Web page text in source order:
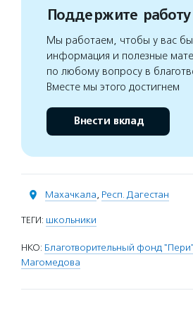
Поддержите
Мы работаем, чтобы у вас
информация и полезные
по любому вопросу в
Вместе мы этого достигнем
Внести вклад
Махачкала, Респ. Дагестан
ТЕГИ: школьники
НКО: Благотворительный фонд
Магомедова